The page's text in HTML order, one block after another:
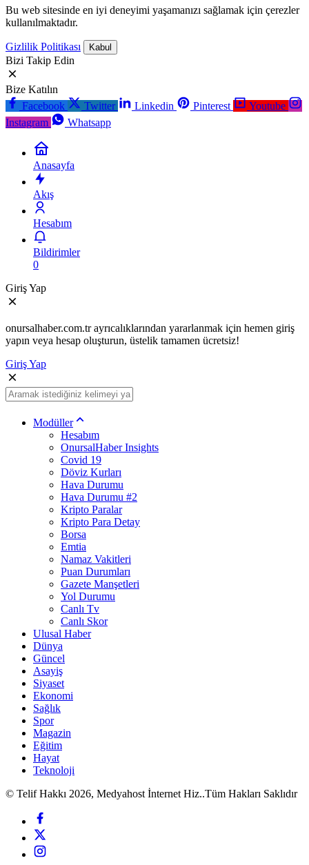
Bu web sitesinde en iyi deneyimi yaşamanızı sağlamak için çerezler
kullanılmaktadır.
Gizlilik Politikası Kabul
Bizi Takip Edin
Bize Katılın
Facebook
Twitter Linkedin Pinterest
Youtube
Instagram
Whatsapp
Anasayfa
Akış
Hesabım
Bildirimler
0
Giriş Yap
onursalhaber.com.tr ayrıcalıklarından yararlanmak için hemen giriş
yapın veya hesap oluşturun, üstelik tamamen ücretsiz!
Giriş Yap
Modüller
Hesabım
OnursalHaber Insights
Covid 19
Döviz Kurları
Hava Durumu
Hava Durumu #2
Kripto Paralar
Kripto Para Detay
Borsa
Emtia
Namaz Vakitleri
Puan Durumları
Gazete Manşetleri
Yol Durumu
Canlı Tv
Canlı Skor
Ulusal Haber
Dünya
Güncel
Asayiş
Siyaset
Ekonomi
Sağlık
Spor
Magazin
Eğitim
Hayat
Teknoloji
© Telif Hakkı 2026, Medyahost İnternet Hiz..Tüm Hakları Saklıdır